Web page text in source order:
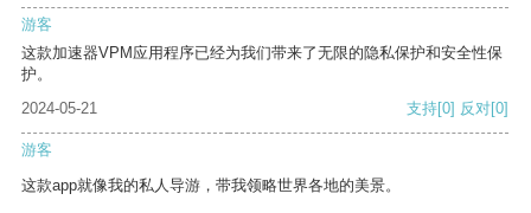
游客
这款加速器VPM应用程序已经为我们带来了无限的隐私保护和安全性保
护。
2024-05-21
支持[0] 反对[0]
游客
这款app就像我的私人导游，带我领略世界各地的美景。